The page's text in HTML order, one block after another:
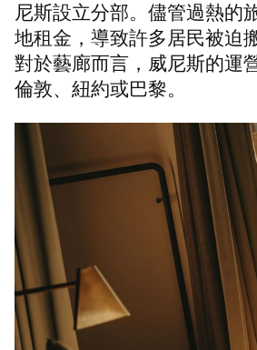
尼斯設立分部。儘管過熱的
地租金，導致許多居民被迫
對於藝廊而言，威尼斯的運
倫敦、紐約或巴黎。